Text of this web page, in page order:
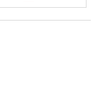
게 설정할 필요가
인 영향을 미쳐,
향상에 기여할 수
는 장기적인
이다. 이러한
되어 있는
의 경직성에